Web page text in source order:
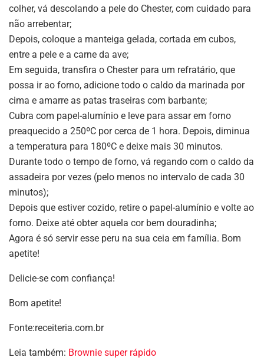
colher, vá descolando a pele do Chester, com cuidado para
não arrebentar;
Depois, coloque a manteiga gelada, cortada em cubos,
entre a pele e a carne da ave;
Em seguida, transfira o Chester para um refratário, que
possa ir ao forno, adicione todo o caldo da marinada por
cima e amarre as patas traseiras com barbante;
Cubra com papel-alumínio e leve para assar em forno
preaquecido a 250ºC por cerca de 1 hora. Depois, diminua
a temperatura para 180ºC e deixe mais 30 minutos.
Durante todo o tempo de forno, vá regando com o caldo da
assadeira por vezes (pelo menos no intervalo de cada 30
minutos);
Depois que estiver cozido, retire o papel-alumínio e volte ao
forno. Deixe até obter aquela cor bem douradinha;
Agora é só servir esse peru na sua ceia em família. Bom
apetite!
Delicie-se com confiança!
Bom apetite!
Fonte:receiteria.com.br
Leia também: Brownie super rápido